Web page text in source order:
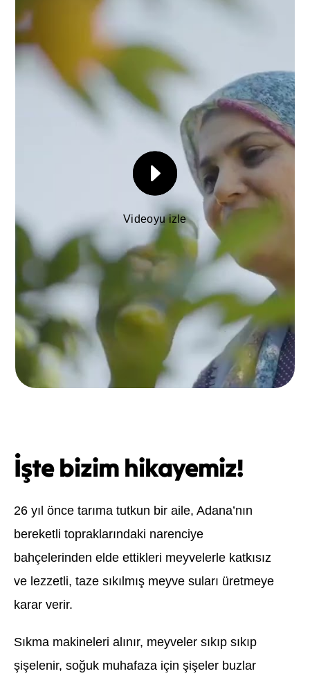
İşte bizim hikayemiz!
26 yıl önce tarıma tutkun bir aile, Adana’nın
bereketli topraklarındaki narenciye
bahçelerinden elde ettikleri meyvelerle katkısız
ve lezzetli, taze sıkılmış meyve suları üretmeye
karar verir.
Sıkma makineleri alınır, meyveler sıkıp sıkıp
şişelenir, soğuk muhafaza için şişeler buzlar